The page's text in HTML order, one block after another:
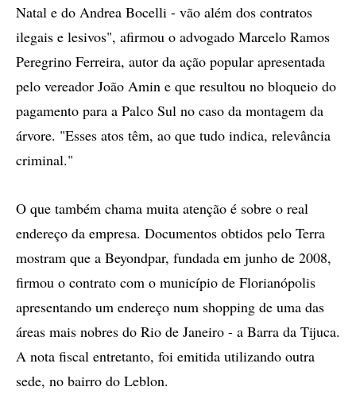
Natal e do Andrea Bocelli - vão além dos contratos
ilegais e lesivos", afirmou o advogado Marcelo Ramos
Peregrino Ferreira, autor da ação popular apresentada
pelo vereador João Amin e que resultou no bloqueio do
pagamento para a Palco Sul no caso da montagem da
árvore. "Esses atos têm, ao que tudo indica, relevância
criminal."
O que também chama muita atenção é sobre o real
endereço da empresa. Documentos obtidos pelo Terra
mostram que a Beyondpar, fundada em junho de 2008,
firmou o contrato com o município de Florianópolis
apresentando um endereço num shopping de uma das
áreas mais nobres do Rio de Janeiro - a Barra da Tijuca.
A nota fiscal entretanto, foi emitida utilizando outra
sede, no bairro do Leblon.